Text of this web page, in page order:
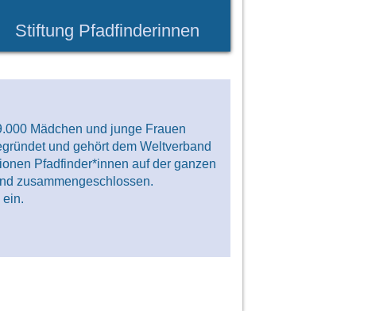
Stiftung Pfadfinderinnen
Mädchen und junge Frauen
und gehört dem Weltverband
Pfadfinder*innen auf der ganzen
zusammengeschlossen.
ein.